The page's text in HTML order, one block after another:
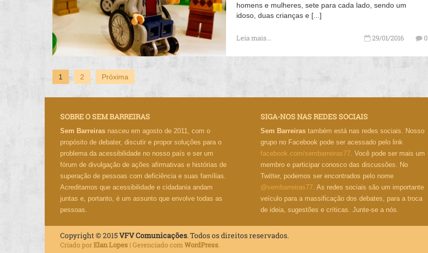
homens e mulheres, sete para cada lado, sendo um
idoso, duas crianças e [...]
Leia mais... 29/01/2016 0
1 2 Próxima
SOBRE O SEM BARREIRAS
Sem Barreiras nasceu em agosto de 2011, com o
propósito de debater, discutir e propor soluções para o
problema da acessibilidade no nosso país e ser um
fórum de divulgação de ações afirmativas e histórias de
superação de pessoas com deficiência e suas famílias.
Acreditamos que acessibilidade e cidadania andam
juntas e, portanto, é um assunto que envolve todas as
pessoas.
SIGA-NOS NAS REDES SOCIAIS
Sem Barreiras também está nas redes sociais. Nosso
grupo no Facebook pode ser acessado pelo link
facebook.com/sembarreiras77. Você pode ser mais um
membro e participar conosco das discussões. No
Twitter, podemos ser encontrados pelo nome
@sembarreiras77. As redes sociais são um importante
veículo para a massificação dos debates, para a troca
de ideia, sugestões e críticas. Junte-se a nós.
Copyright © 2015VFV Comunicações. Todos os direitos reservados.
Criado porElan Lopes | Gerenciado comWordPress.